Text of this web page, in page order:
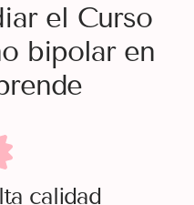
el Curso
bipolar en
calidad